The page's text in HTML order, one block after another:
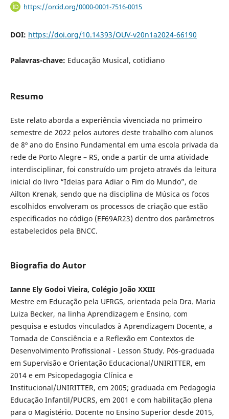
https://orcid.org/0000-0001-7516-0015
DOI: https://doi.org/10.14393/OUV-v20n1a2024-66190
Palavras-chave: Educação Musical, cotidiano
Resumo
Este relato aborda a experiência vivenciada no primeiro
semestre de 2022 pelos autores deste trabalho com alunos
de 8º ano do Ensino Fundamental em uma escola privada da
rede de Porto Alegre – RS, onde a partir de uma atividade
interdisciplinar, foi construído um projeto através da leitura
inicial do livro “Ideias para Adiar o Fim do Mundo”, de
Ailton Krenak, sendo que na disciplina de Música os focos
escolhidos envolveram os processos de criação que estão
especificados no código (EF69AR23) dentro dos parâmetros
estabelecidos pela BNCC.
Biografia do Autor
Ianne Ely Godoi Vieira, Colégio João XXIII
Mestre em Educação pela UFRGS, orientada pela Dra. Maria
Luiza Becker, na linha Aprendizagem e Ensino, com
pesquisa e estudos vinculados à Aprendizagem Docente, a
Tomada de Consciência e a Reflexão em Contextos de
Desenvolvimento Profissional - Lesson Study. Pós-graduada
em Supervisão e Orientação Educacional/UNIRITTER, em
2014 e em Psicopedagogia Clínica e
Institucional/UNIRITTER, em 2005; graduada em Pedagogia
Educação Infantil/PUCRS, em 2001 e com habilitação plena
para o Magistério. Docente no Ensino Superior desde 2015,